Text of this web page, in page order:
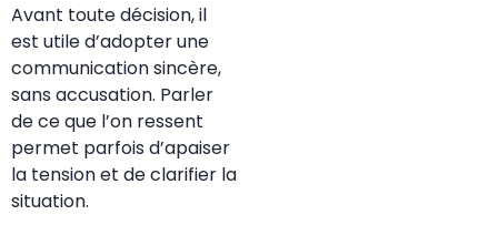
Avant toute décision, il
est utile d’adopter une
communication sincère,
sans accusation. Parler
de ce que l’on ressent
permet parfois d’apaiser
la tension et de clarifier la
situation.